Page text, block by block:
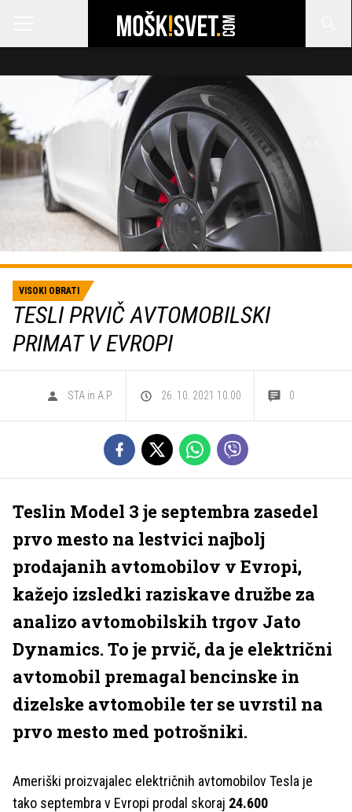
VISOKI OBRATI
TESLI PRVIČ AVTOMOBILSKI
PRIMAT V EVROPI
STA in A.P. 26. 10. 2021 10.00 0
Teslin Model 3 je septembra zasedel
prvo mesto na lestvici najbolj
prodajanih avtomobilov v Evropi,
kažejo izsledki raziskave družbe za
analizo avtomobilskih trgov Jato
Dynamics. To je prvič, da je električni
avtomobil premagal bencinske in
dizelske avtomobile ter se uvrstil na
prvo mesto med potrošniki.
Ameriški proizvajalec električnih avtomobilov Tesla je
tako septembra v Evropi prodal skoraj 24.600